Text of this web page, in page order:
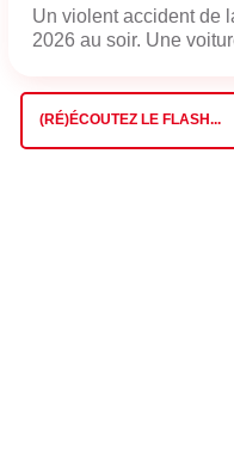
Un violent accident de
2026 au soir. Une
(RÉ)ÉCOUTEZ LE FLASH...